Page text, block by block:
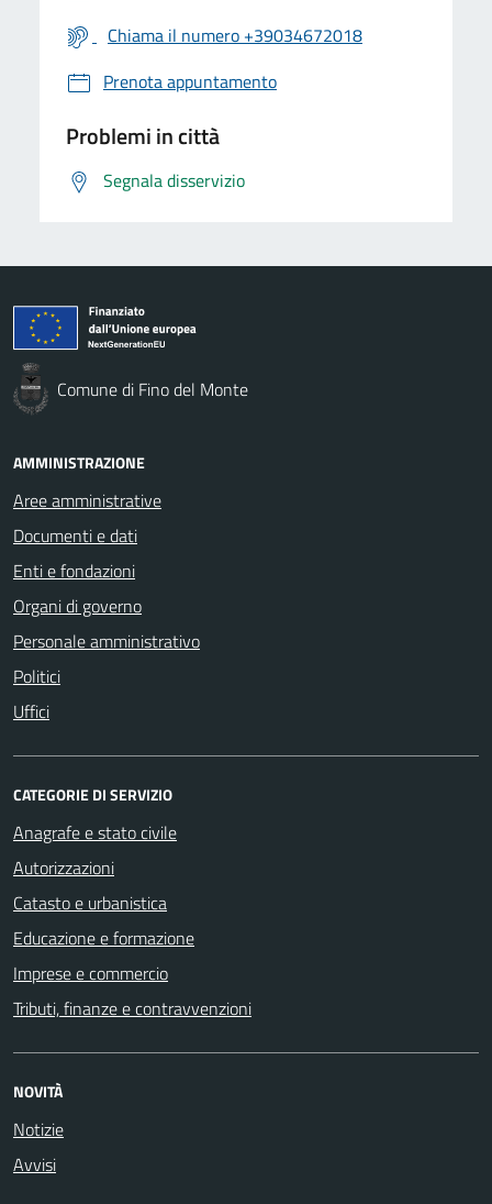
Chiama il numero +39034672018
Prenota appuntamento
Problemi in città
Segnala disservizio
Comune di Fino del Monte
AMMINISTRAZIONE
Aree amministrative
Documenti e dati
Enti e fondazioni
Organi di governo
Personale amministrativo
Politici
Uffici
CATEGORIE DI SERVIZIO
Anagrafe e stato civile
Autorizzazioni
Catasto e urbanistica
Educazione e formazione
Imprese e commercio
Tributi, finanze e contravvenzioni
NOVITÀ
Notizie
Avvisi